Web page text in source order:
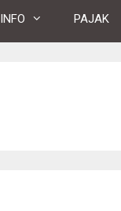
INFO PAJAK